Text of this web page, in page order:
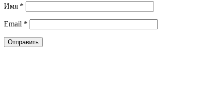
Имя *
Email *